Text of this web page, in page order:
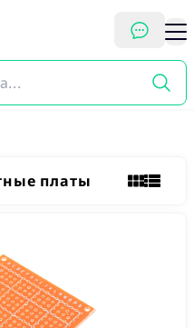
платы